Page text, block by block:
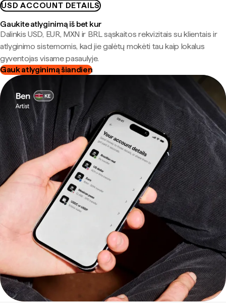
USD ACCOUNT DETAILS
Gaukite atlyginimą iš bet kur
Dalinkis USD, EUR, MXN ir BRL sąskaitos rekvizitais su klientais ir
atlyginimo sistemomis, kad jie galėtų mokėti tau kaip lokalus
gyventojas visame pasaulyje.
Gauk atlyginimą šiandien